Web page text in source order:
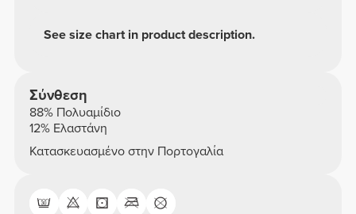
See size chart in product description.
Σύνθεση
88% Πολυαμίδιο
12% Ελαστάνη
Κατασκευασμένο στην Πορτογαλία